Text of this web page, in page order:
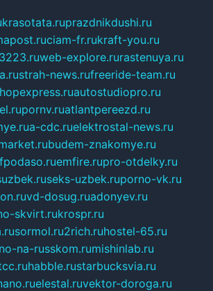
krasotata.ruprazdnikdushi.ru
ciam-fr.rukraft-you.ru
web-explore.rurastenuya.ru
strah-news.rufreeride-team.ru
autostudiopro.ru
pornv.ruatlantpereezd.ru
a-cdc.ruelektrostal-news.ru
budem-znakomye.ru
fpodaso.ruemfire.rupro-otdelky.ru
seks-uzbek.ruporno-vk.ru
vd-dosug.ruadonyev.ru
skvirt.rukrospr.ru
sormol.ru2rich.ruhostel-65.ru
na-russkom.rumishinlab.ru
habble.rustarbucksvia.ru
elestal.ruvektor-doroga.ru